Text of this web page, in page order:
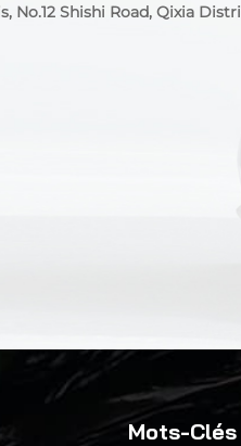
No.12 Shishi Road, Qixia
Mots-